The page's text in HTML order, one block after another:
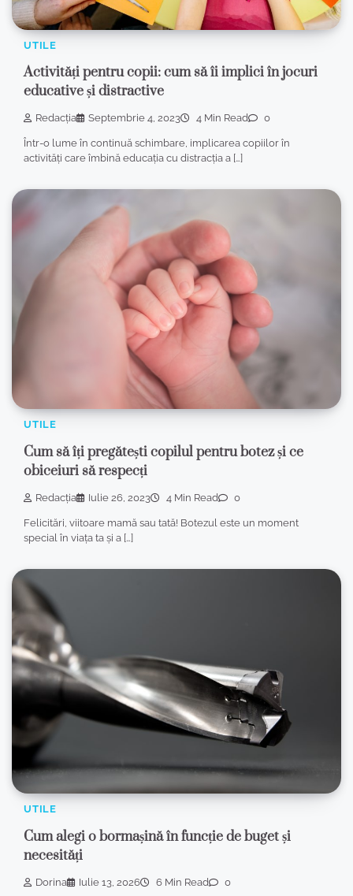
UTILE
Activități pentru copii: cum să îi implici în jocuri
educative și distractive
Redacția Septembrie 4, 2023 4 Min Read 0
Într-o lume în continuă schimbare, implicarea copiilor în
activități care îmbină educația cu distracția a […]
UTILE
Cum să îți pregătești copilul pentru botez și ce
obiceiuri să respecți
Redacția Iulie 26, 2023 4 Min Read 0
Felicitări, viitoare mamă sau tată! Botezul este un moment
special în viața ta și a […]
UTILE
Cum alegi o bormașină în funcție de buget și
necesități
Dorina Iulie 13, 2026 6 Min Read 0